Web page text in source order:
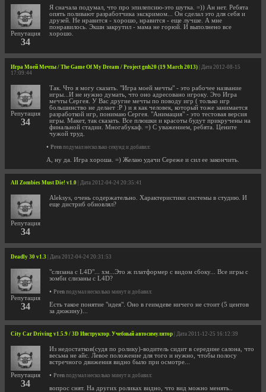
Репутация
34
Я сначала подумал, что про эпилепсию-это шутка. =)) Ан нет. Ребята
опять поливают разработчика экскримом... Он сделал это для себя и
друзей. Не нравится - хорошо, нравится - еще лучше. А мне
понравилось. Экшн закрутил - мама не горюй. И выполнено все
хорошо.
Игра Моей Мечты / The Game Of My Dream / Project gnh20 (19 March 2013) | Дата 2012-08-15
17:09:44
Репутация
34
Так. Что я могу сказать. "Игра моей мечты" - это рабочее название
игры...И не нужно думать, что оно адресовано игроку. Это Игра
мечты Сергея. У Вас другие мечты по поводу игр ( только игр
большинство не делает :Р ) и я как человек, который тоже занимается
разработкой игр, понимаю Сергея. "Анимация" - это тестовая версия
игры. Макет, так сказать. Все плюшки и красоты будут прикручены на
финальной стадии. Многабукаф. =) С уважением, ребята. Цените
чужой труд.
• Pren подумал несколько секунд и добавил:
А, ну да. Игра хороша. =) Желаю удачи Сереже и сил ее закончить.
All Zombies Must Die! v1.0 | Дата 2012-04-24 20:35:41
Репутация
34
Aleksys, очень содержательно. Характеристики системы в студию. И
еще дистриб обновлял?
Deadly 30 v1.3 | Дата 2012-04-24 20:31:53
Репутация
34
"слизана с L4D"... хм...Это ж платформер с видом сбоку... Все игры с
зомби слизаны с L4D?
• Pren подумал несколько минут и добавил:
Есть такое понятие "идея". Оно в геимдеве ничего не стоит (5 центов
за дюжину)...
City Car Driving v1.5.9 / 3D Инструктор. Учебный автосимулятор | Дата 2011-12-25 16:12:39
Репутация
34
Из недостатков(судя по ролику)-водитель сидит в середине салона, что
весьма не айс. Левое положение для того и нужно, чтобы полосу
встречного движения видно было при осмотре...
• Pren подумал несколько минут и добавил:
вопрос снят. На других роликах видно, что вид можно менять..